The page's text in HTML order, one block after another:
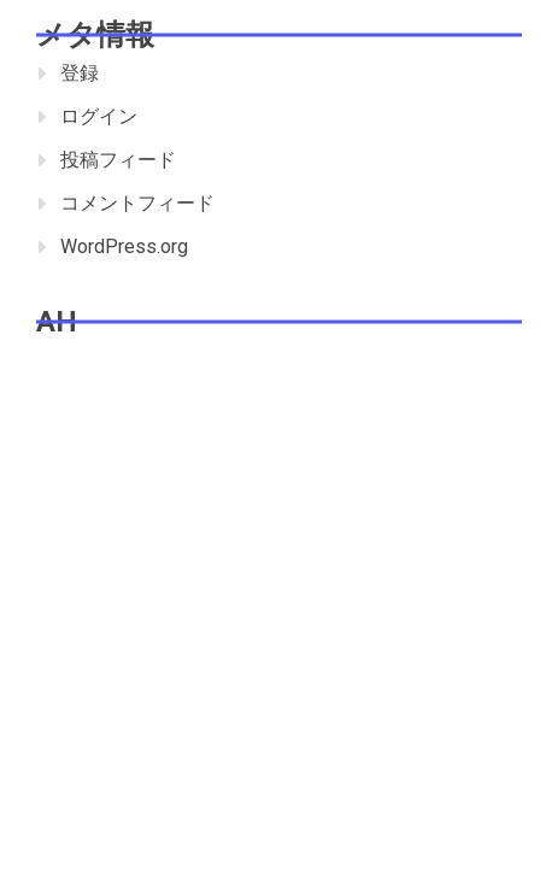
メタ情報
登録
ログイン
投稿フィード
コメントフィード
WordPress.org
AH